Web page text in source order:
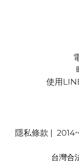
使用
隱私條款 |
台灣合